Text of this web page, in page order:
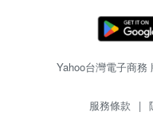
Yahoo台灣電子商
服務條款 |